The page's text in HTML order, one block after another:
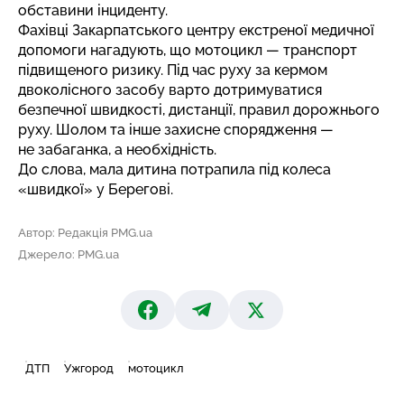
обставини інциденту.
Фахівці Закарпатського центру екстреної медичної
допомоги нагадують, що мотоцикл — транспорт
підвищеного ризику. Під час руху за кермом
двоколісного засобу варто дотримуватися
безпечної швидкості, дистанції, правил дорожнього
руху. Шолом та інше захисне спорядження —
не забаганка, а необхідність.
До слова, мала дитина потрапила під колеса
«швидкої» у Берегові.
Автор: Редакція PMG.ua
Джерело: PMG.ua
ДТП Ужгород мотоцикл